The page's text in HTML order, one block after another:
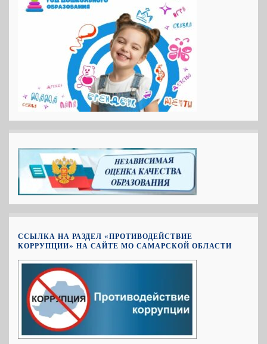
ССЫЛКА НА РАЗДЕЛ «ПРОТИВОДЕЙСТВИЕ
КОРРУПЦИИ» НА САЙТЕ МО САМАРСКОЙ ОБЛАСТИ